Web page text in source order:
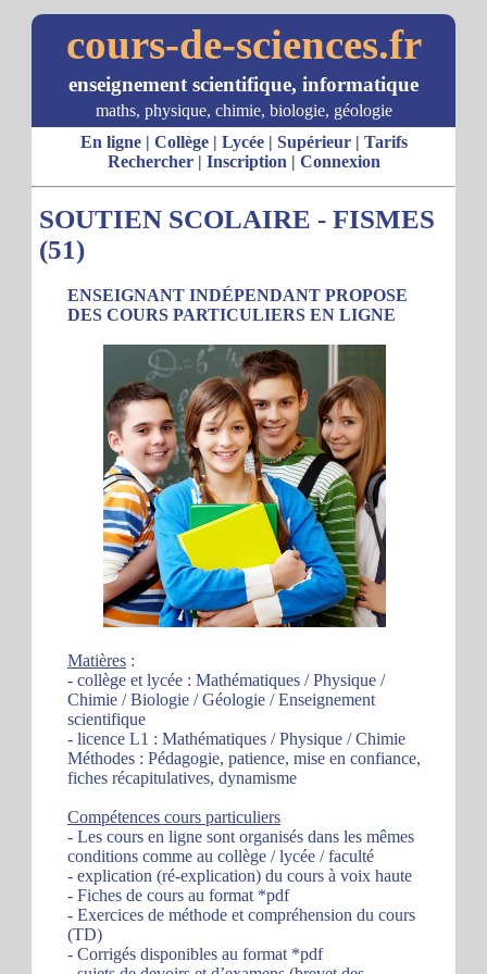
cours-de-sciences.fr
enseignement scientifique, informatique
maths, physique, chimie, biologie, géologie
En ligne| Collège| Lycée| Supérieur| Tarifs
Rechercher| Inscription | Connexion
SOUTIEN SCOLAIRE - FISMES
(51)
ENSEIGNANT INDÉPENDANT PROPOSE
DES COURS PARTICULIERS EN LIGNE
Matières :
- collège et lycée : Mathématiques / Physique /
Chimie / Biologie / Géologie / Enseignement
scientifique
- licence L1 : Mathématiques / Physique / Chimie
Méthodes : Pédagogie, patience, mise en confiance,
fiches récapitulatives, dynamisme
Compétences cours particuliers
- Les cours en ligne sont organisés dans les mêmes
conditions comme au collège / lycée / faculté
- explication (ré-explication) du cours à voix haute
- Fiches de cours au format *pdf
- Exercices de méthode et compréhension du cours
(TD)
- Corrigés disponibles au format *pdf